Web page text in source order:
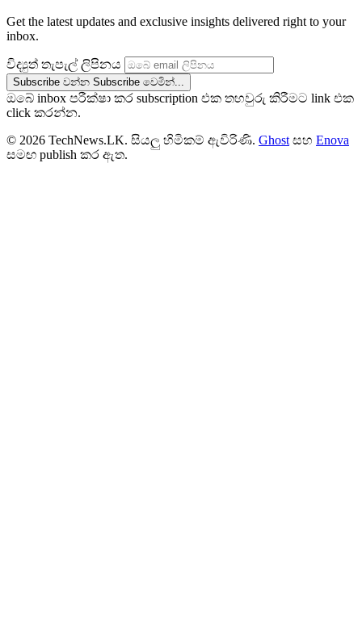
Get the latest updates and exclusive insights delivered right to your
inbox.
විද්‍යුත් තැපැල් ලිපිනය
Subscribe වන්න Subscribe වෙමින්...
ඔබේ inbox පරීක්ෂා කර subscription එක තහවුරු කිරීමට link එක
click කරන්න.
© 2026 TechNews.LK. සියලු හිමිකම් ඇවිරිණි. Ghost සහ Enova
සමඟ publish කර ඇත.